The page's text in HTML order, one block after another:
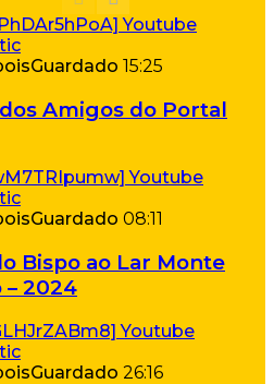
Guardado 15:25
Amigos do Portal
Guardado 08:11
Bispo ao Lar Monte
– 2024
Guardado 26:16